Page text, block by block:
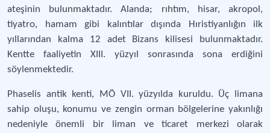
ateşinin bulunmaktadır. Alanda; rıhtım, hisar, akropol,
tiyatro, hamam gibi kalıntılar dışında Hıristiyanlığın ilk
yıllarından kalma 12 adet Bizans kilisesi bulunmaktadır.
Kentte faaliyetin XIII. yüzyıl sonrasında sona erdiğini
söylenmektedir.
Phaselis antik kenti, MÖ VII. yüzyılda kuruldu. Üç limana
sahip oluşu, konumu ve zengin orman bölgelerine yakınlığı
nedeniyle önemli bir liman ve ticaret merkezi olarak